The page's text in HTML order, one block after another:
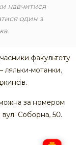
навчитися
один з
факультету
ляльки-мотанки,
за номером
Соборна, 50.